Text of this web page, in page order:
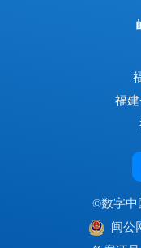
福
©数字中
闽公